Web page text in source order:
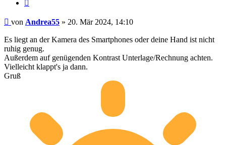
Beitrag
von Andrea55 » 20. Mär 2024, 14:10
Es liegt an der Kamera des Smartphones oder deine Hand ist nicht
ruhig genug.
Außerdem auf genügenden Kontrast Unterlage/Rechnung achten.
Vielleicht klappt's ja dann.
Gruß